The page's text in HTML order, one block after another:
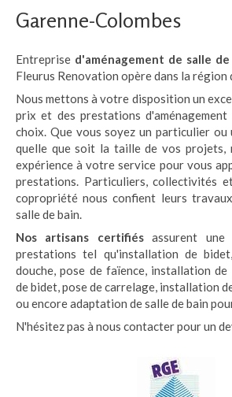
Garenne-Colombes
Entreprise d'aménagement de salle de
Fleurus Renovation opère dans la région
Nous mettons à votre disposition un
prix et des prestations
choix. Que vous soyez un particulier
quelle que soit la taille de vos projets,
expérience à votre service pour vous
prestations. Particuliers, collectivités
copropriété nous confient leurs
salle de bain.
Nos artisans certifiésassurent une
prestations tel qu'installation de
douche, pose de faïence, installation
de bidet, pose de carrelage, installation
ou encore adaptation de salle de bain
N'hésitez pas à nous contacter pour un